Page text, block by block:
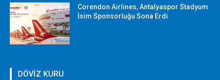
Corendon Airlines, Antalyaspor Stadyum
İsim Sponsorluğu Sona Erdi
DÖVİZ KURU